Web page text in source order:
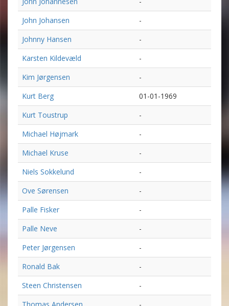
John Johansen
-
Johnny Hansen
-
Karsten Kildevæld
-
Kim Jørgensen
-
Kurt Berg
01-01-1969
Kurt Toustrup
-
Michael Højmark
-
Michael Kruse
-
Niels Sokkelund
-
Ove Sørensen
-
Palle Fisker
-
Palle Neve
-
Peter Jørgensen
-
Ronald Bak
-
Steen Christensen
-